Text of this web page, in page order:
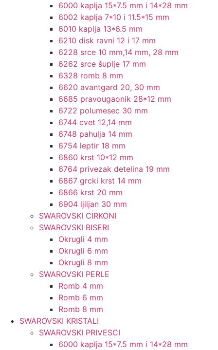
6000 kaplja 15*7.5 mm i 14*28 mm
6002 kaplja 7*10 i 11.5*15 mm
6010 kaplja 13*6.5 mm
6210 disk ravni 12 i 17 mm
6228 srce 10 mm,14 mm, 28 mm
6262 srce šuplje 17 mm
6328 romb 8 mm
6620 avantgard 20, 30 mm
6685 pravougaonik 28*12 mm
6722 polumesec 30 mm
6744 cvet 12,14 mm
6748 pahulja 14 mm
6754 leptir 18 mm
6860 krst 10*12 mm
6764 privezak detelina 19 mm
6867 grcki krst 14 mm
6866 krst 20 mm
6904 ljiljan 30 mm
SWAROVSKI CIRKONI
SWAROVSKI BISERI
Okrugli 4 mm
Okrugli 6 mm
Okrugli 8 mm
SWAROVSKI PERLE
Romb 4 mm
Romb 6 mm
Romb 8 mm
SWAROVSKI KRISTALI
SWAROVSKI PRIVESCI
6000 kaplja 15*7.5 mm i 14*28 mm